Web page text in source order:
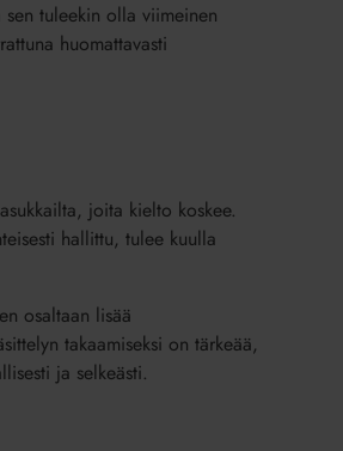
tuleekin olla viimeinen
huomattavasti
joita kielto koskee.
hallittu, tulee kuulla
osaltaan lisää
takaamiseksi on tärkeää,
ja selkeästi.